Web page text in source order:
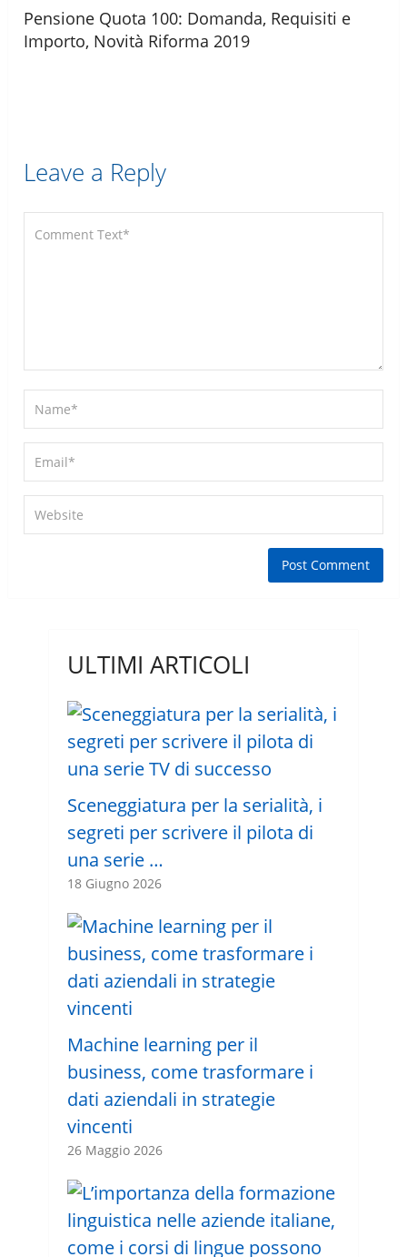
Pensione Quota 100: Domanda, Requisiti e
Importo, Novità Riforma 2019
Leave a Reply
ULTIMI ARTICOLI
Sceneggiatura per la serialità, i
segreti per scrivere il pilota di
una serie …
18 Giugno 2026
Machine learning per il
business, come trasformare i
dati aziendali in strategie
vincenti
26 Maggio 2026